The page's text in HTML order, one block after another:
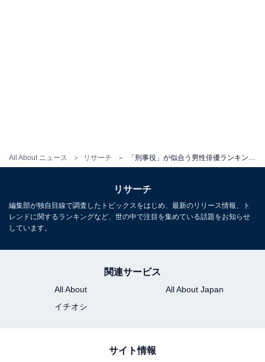
All About ニュース リサーチ
リサーチ
編集部が独自目線で調査したトピックスをはじめ、最新のリリース情報、ト
レンドに関するランキングなど、世の中で注目を集めている話題をお知らせ
しています。
関連サービス
All About
All About Japan
イチオシ
サイト情報